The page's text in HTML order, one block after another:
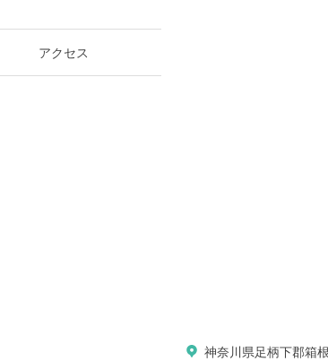
アクセス
神奈川県足柄下郡箱